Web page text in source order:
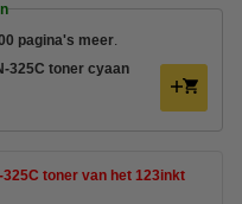
pagina's meer
325C toner cyaan
toner van het 123inkt